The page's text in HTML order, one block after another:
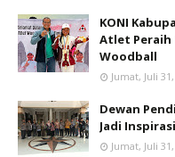
KONI
Atlet Peraih
Woodball
Jumat, Juli
Dewan
Jadi
Jumat, Juli